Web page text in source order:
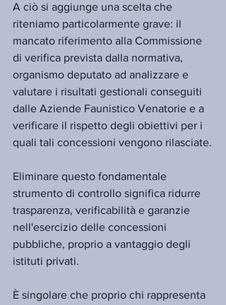
A ciò si aggiunge una scelta che
riteniamo particolarmente grave: il
mancato riferimento alla Commissione
di verifica prevista dalla normativa,
organismo deputato ad analizzare e
valutare i risultati gestionali conseguiti
dalle Aziende Faunistico Venatorie e a
verificare il rispetto degli obiettivi per i
quali tali concessioni vengono rilasciate.
Eliminare questo fondamentale
strumento di controllo significa ridurre
trasparenza, verificabilità e garanzie
nell'esercizio delle concessioni
pubbliche, proprio a vantaggio degli
istituti privati.
È singolare che proprio chi rappresenta